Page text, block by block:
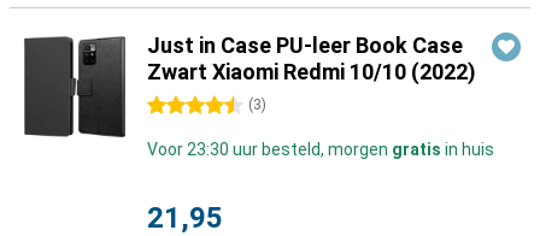
Just in Case PU-leer Book Case
Zwart Xiaomi Redmi 10/10 (2022)
4.5 sterren (3)
Voor 23:30 uur besteld, morgen gratis in huis
21,95